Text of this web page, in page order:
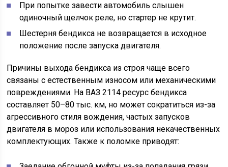
При попытке завести автомобиль слышен
одиночный щелчок реле, но стартер не крутит.
Шестерня бендикса не возвращается в исходное
положение после запуска двигателя.
Причины выхода бендикса из строя чаще всего
связаны с естественным износом или механическими
повреждениями. На ВАЗ 2114 ресурс бендикса
составляет 50–80 тыс. км, но может сократиться из-за
агрессивного стиля вождения, частых запусков
двигателя в мороз или использования некачественных
комплектующих. Также к поломке приводят: